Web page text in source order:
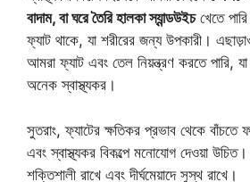
বাদাম, বা ঘরে তৈরি হালকা স্যান্ডউইচখেতে
ফ্যাট থাকে, যা শরীরের জন্য উপকারী।
আমরা ফ্যাট এবং তেল নিয়ন্ত্রণ করতে পারি,
অনেক স্বাস্থ্যকর।
সুতরাং, ফ্যাটের ক্ষতিকর প্রভাব থেকে বাঁচতে
এবং স্বাস্থ্যকর বিকল্পে মনোযোগ দেওয়া
শক্তিশালী রাখে এবং দীর্ঘমেয়াদে সুস্থ রাখে।